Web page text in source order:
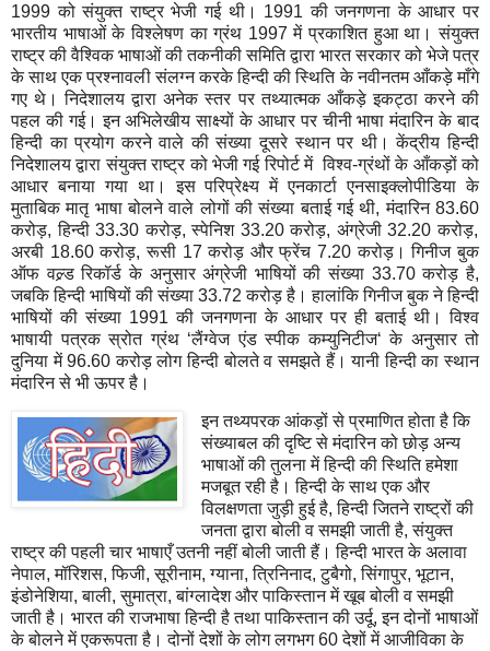
1999 को संयुक्त राष्ट्र भेजी गई थी। 1991 की जनगणना के आधार पर
भारतीय भाषाओं के विश्लेषण का ग्रंथ 1997 में प्रकाशित हुआ था। संयुक्त
राष्ट्र की वैश्विक भाषाओं की तकनीकी समिति द्वारा भारत सरकार को भेजे पत्र
के साथ एक प्रश्नावली संलग्न करके हिन्दी की स्थिति के नवीनतम आँकड़े माँगे
गए थे। निदेशालय द्वारा अनेक स्तर पर तथ्यात्मक आँकड़े इकट्ठा करने की
पहल की गई। इन अभिलेखीय साक्ष्यों के आधार पर चीनी भाषा मंदारिन के बाद
हिन्दी का प्रयोग करने वाले की संख्या दूसरे स्थान पर थी। केंद्रीय हिन्दी
निदेशालय द्वारा संयुक्त राष्ट्र को भेजी गई रिपोर्ट में विश्व-ग्रंथों के आँकड़ों को
आधार बनाया गया था। इस परिप्रेक्ष्य में एनकार्टा एनसाइक्लोपीडिया के
मुताबिक मातृ भाषा बोलने वाले लोगों की संख्या बताई गई थी,मंदारिन83.60
करोड़,हिन्दी 33.30 करोड़,स्पेनिश 33.20करोड़, अंग्रेजी 32.20 करोड़,
अरबी 18.60करोड़,रूसी 17 करोड़ और फ्रेंच7.20 करोड़। गिनीज बुक
ऑफ वल्र्ड रिकॉर्ड के अनुसार अंग्रेजी भाषियों की संख्या 33.70करोड़ है,
जबकि हिन्दी भाषियों की संख्या 33.72 करोड़ है। हालांकि गिनीज बुक ने हिन्दी
भाषियों की संख्या 1991 की जनगणना के आधार पर ही बताई थी। विश्व
भाषायी पत्रक स्रोत ग्रंथ ‘लैंग्वेज एंड स्पीक कम्युनिटीज‘ के अनुसार तो
दुनिया में96.60 करोड़ लोग हिन्दी बोलते व समझते हैं। यानी हिन्दी का स्थान
मंदारिन से भी ऊपर है।
इन तथ्यपरक आंकड़ों से प्रमाणित होता है कि
संख्याबल की दृष्टि से मंदारिन को छोड़ अन्य
भाषाओं की तुलना में हिन्दी की स्थिति हमेशा
मजबूत रही है। हिन्दी के साथ एक और
विलक्षणता जुड़ी हुई है,हिन्दी जितने राष्ट्रों की
जनता द्वारा बोली व समझी जाती है,संयुक्त
राष्ट्र की पहली चार भाषाएँ उतनी नहीं बोली जाती हैं। हिन्दी भारत के अलावा
नेपाल,मॉरिशस,फिजी,सूरीनाम,ग्याना,त्रिनिनाद,टुबैगो,सिंगापुर, भूटान,
इंडोनेशिया,बाली,सुमात्रा,बांग्लादेश और पाकिस्तान में खूब बोली व समझी
जाती है। भारत की राजभाषा हिन्दी है तथा पाकिस्तान की उर्दू,इन दोनों भाषाओं
के बोलने में एकरूपता है। दोनों देशों के लोग लगभग60देशों में आजीविका के